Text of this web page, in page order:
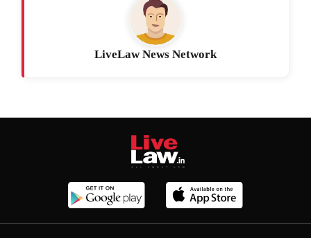
LiveLaw News Network